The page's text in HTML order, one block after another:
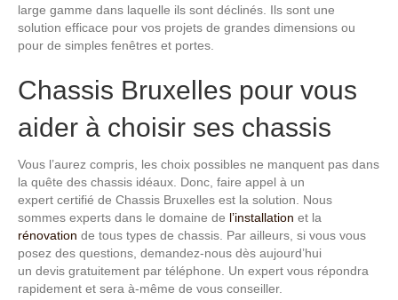
large gamme dans laquelle ils sont déclinés. Ils sont une
solution efficace pour vos projets de grandes dimensions ou
pour de simples fenêtres et portes.
Chassis Bruxelles pour vous
aider à choisir ses chassis
Vous l’aurez compris, les choix possibles ne manquent pas dans
la quête des chassis idéaux. Donc, faire appel à un
expert certifié de Chassis Bruxelles est la solution. Nous
sommes experts dans le domaine de l’installation et la
rénovation de tous types de chassis. Par ailleurs, si vous vous
posez des questions, demandez-nous dès aujourd’hui
un devis gratuitement par téléphone. Un expert vous répondra
rapidement et sera à-même de vous conseiller.